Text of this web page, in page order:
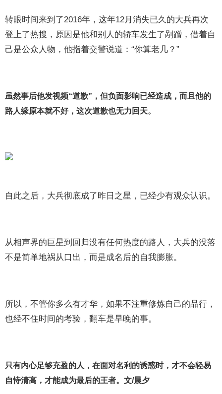
转眼时间来到了2016年，这年12月消失已久的大兵再次
登上了热搜，原因是他和别人的轿车发生了剐蹭，借着自
己是公众人物，他指着交警说道：“你算老几？”
虽然事后他发视频“道歉”，但负面影响已经造成，而且他的
路人缘原本就不好，这次道歉也无力回天。
自此之后，大兵彻底成了昨日之星，已经少有观众认识。
从相声界的巨星到回归没有任何热度的路人，大兵的没落
不是简单地祸从口出，而是成名后的自我膨胀。
所以，不管你多么有才华，如果不注重修炼自己的品行，
也经不住时间的考验，翻车是早晚的事。
只有内心足够充盈的人，在面对名利的诱惑时，才不会轻易
自恃清高，才能成为最后的王者。文/晨夕